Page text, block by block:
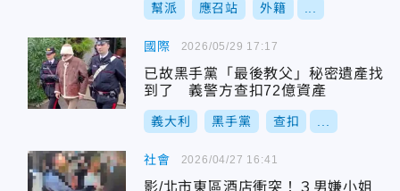
幫派 應召站 外籍
國際
已故黑手黨「最後教父」秘密遺產找
到了 義警方查扣72億資產
義大利 黑手黨 查扣
2026/05/29 17:17
社會
影/北市東區酒店衝突！３男嫌小姐
2026/04/27 16:41